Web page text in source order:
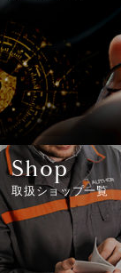
Shop
取扱ショップ一覧